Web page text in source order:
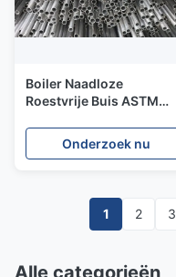
Boiler Naadloze
Roestvrije Buis ASTM
1,4404
31.75*1.65*11800MM
Onderzoek nu
1 2 3
Alle categorieën